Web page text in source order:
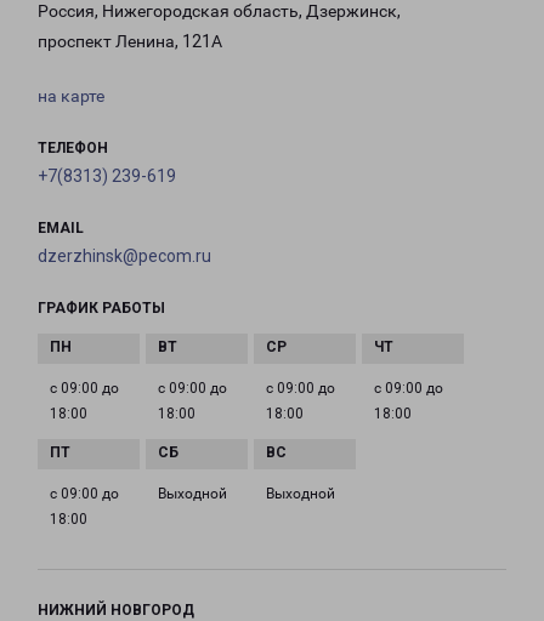
Россия, Нижегородская область, Дзержинск,
проспект Ленина, 121А
на карте
ТЕЛЕФОН
+7(8313) 239-619
EMAIL
dzerzhinsk@pecom.ru
ГРАФИК РАБОТЫ
с 09:00 до
18:00
с 09:00 до
18:00
с 09:00 до
18:00
с 09:00 до
18:00
с 09:00 до
18:00
Выходной Выходной
НИЖНИЙ НОВГОРОД